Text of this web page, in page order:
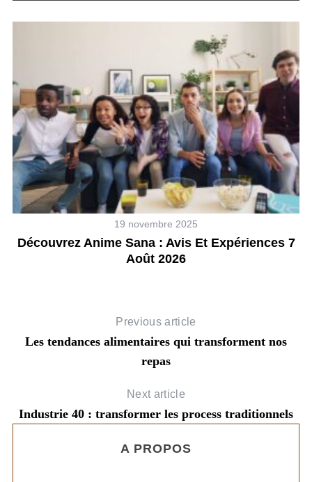
19 novembre 2025
Découvrez Anime Sana : Avis Et Expériences 7
Août 2026
Previous article
Les tendances alimentaires qui transforment nos
repas
Next article
Industrie 40 : transformer les process traditionnels
A PROPOS